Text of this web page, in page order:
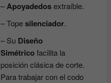
–Apoyadedosextraíble.
– Topesilenciador.
– Su Diseño
Simétricofacilita la
posición clásica de corte.
Para trabajar con el codo